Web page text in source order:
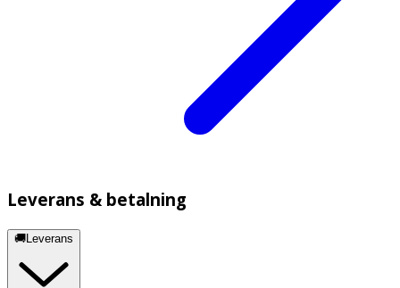
Leverans & betalning
🚚Leverans